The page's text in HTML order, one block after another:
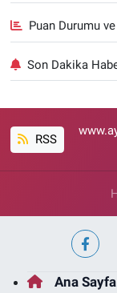
Puan Durumu
Son Dakika
RSS
Ana Sayfa